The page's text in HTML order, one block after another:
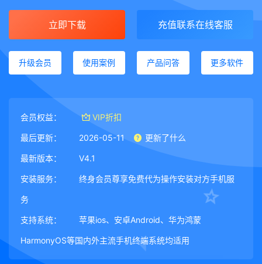
立即下载 充值联系在线客服
升级会员 使用案例 产品问答 更多软件
会员权益： VIP折扣
最后更新： 2026-05-11 更新了什么
最新版本： V4.1
安装服务： 终身会员尊享免费代为操作安装对方手机服
务
支持系统： 苹果ios、安卓Android、华为鸿蒙
HarmonyOS等国内外主流手机终端系统均适用